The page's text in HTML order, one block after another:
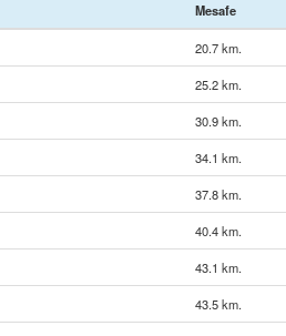
Mesafe
20.7 km.
25.2 km.
30.9 km.
34.1 km.
37.8 km.
40.4 km.
43.1 km.
43.5 km.